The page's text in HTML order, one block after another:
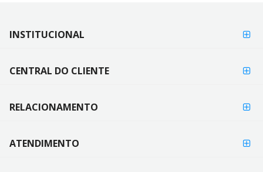
FORMAS
FORMAS DE
PAGAMENTO
INSTITUCIONAL
CENTRAL DO CLIENTE
RELACIONAMENTO
ATENDIMENTO